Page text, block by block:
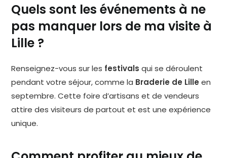
Quels sont les événements à ne
pas manquer lors de ma visite à
Lille ?
Renseignez-vous sur les festivals qui se déroulent
pendant votre séjour, comme la Braderie de Lille en
septembre. Cette foire d’artisans et de vendeurs
attire des visiteurs de partout et est une expérience
unique.